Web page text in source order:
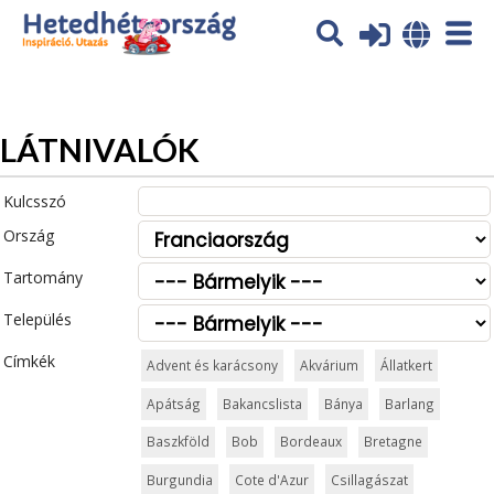
Az oldal sütiket (cookies) használ. További tájékoztatás itt:
Adatvédelmi tájékoztató
LÁTNIVALÓK
Kulcsszó
Ország
Tartomány
Település
Címkék
Advent és karácsony Akvárium Állatkert
Apátság Bakancslista Bánya Barlang
Baszkföld Bob Bordeaux Bretagne
Burgundia Cote d'Azur Csillagászat